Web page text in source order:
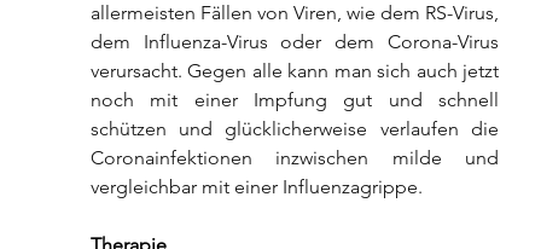
allermeisten Fällen von Viren, wie dem RS-Virus,
dem Influenza-Virus oder dem Corona-Virus
verursacht. Gegen alle kann man sich auch jetzt
noch mit einer Impfung gut und schnell
schützen und glücklicherweise verlaufen die
Coronainfektionen inzwischen milde und
vergleichbar mit einer Influenzagrippe.